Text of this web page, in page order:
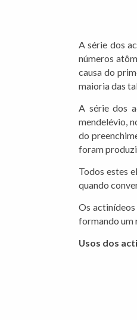
A série dos
números
causa do
maioria das
A série dos
mendelévio,
do
foram
Todos estes
quando
Os actinídeos
formando um
Usos dos